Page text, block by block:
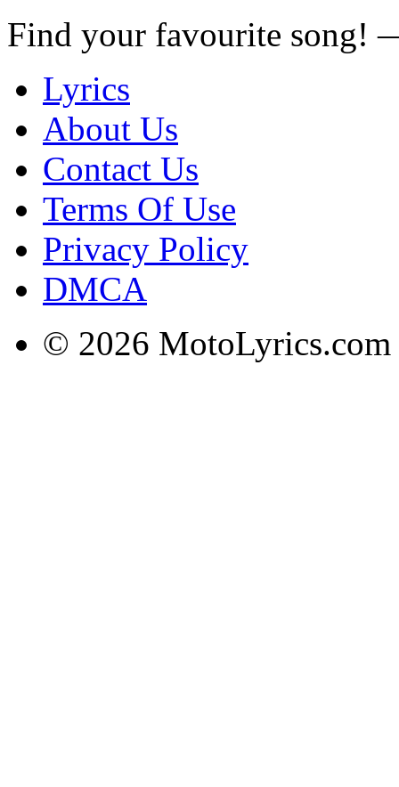
Find your favourite song!
Lyrics
About Us
Contact Us
Terms Of Use
Privacy Policy
DMCA
© 2026 MotoLyrics.com